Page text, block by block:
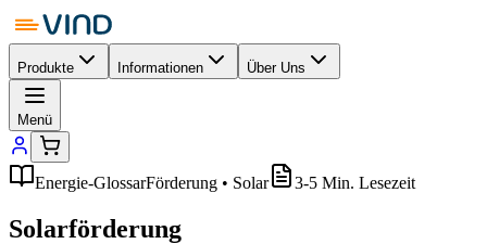
Produkte Informationen Über Uns
Menü
Energie-GlossarFörderung • Solar 3-5 Min. Lesezeit
Solarförderung